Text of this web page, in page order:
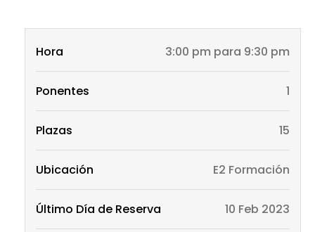
Hora 3:00 pm para 9:30 pm
Ponentes 1
Plazas 15
Ubicación E2 Formación
Último Día de Reserva 10 Feb 2023